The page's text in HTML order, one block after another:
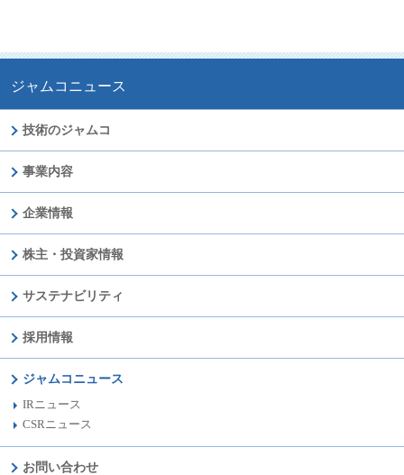
ジャムコニュース
技術のジャムコ
事業内容
企業情報
株主・投資家情報
サステナビリティ
採用情報
ジャムコニュース
IRニュース
CSRニュース
お問い合わせ